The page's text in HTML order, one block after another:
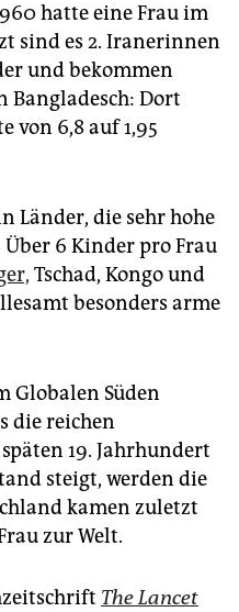
hatte eine Frau im
sind es 2. Iranerinnen
und bekommen
Bangladesch: Dort
von 6,8 auf 1,95
Länder, die sehr hohe
6 Kinder pro Frau
Tschad, Kongo und
besonders arme
Globalen Süden
die reichen
19. Jahrhundert
steigt, werden die
kamen zuletzt
zur Welt.
The Lancet